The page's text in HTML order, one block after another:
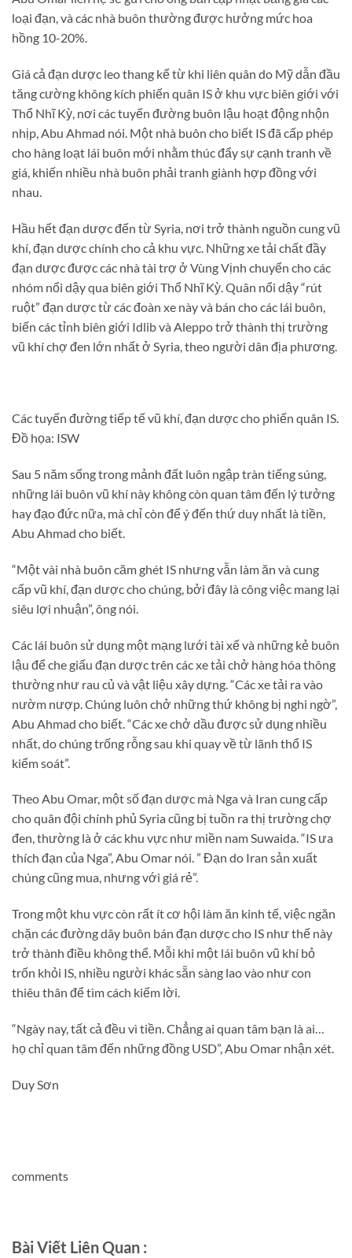
loại đạn, và các nhà buôn thường được hưởng mức hoa
hồng 10-20%.
Giá cả đạn dược leo thang kể từ khi liên quân do Mỹ dẫn đầu
tăng cường không kích phiến quân IS ở khu vực biên giới với
Thổ Nhĩ Kỳ, nơi các tuyến đường buôn lậu hoạt động nhộn
nhịp, Abu Ahmad nói. Một nhà buôn cho biết IS đã cấp phép
cho hàng loạt lái buôn mới nhằm thúc đẩy sự cạnh tranh về
giá, khiến nhiều nhà buôn phải tranh giành hợp đồng với
nhau.
Hầu hết đạn dược đến từ Syria, nơi trở thành nguồn cung vũ
khí, đạn dược chính cho cả khu vực. Những xe tải chất đầy
đạn dược được các nhà tài trợ ở Vùng Vịnh chuyển cho các
nhóm nổi dậy qua biên giới Thổ Nhĩ Kỳ. Quân nổi dậy “rút
ruột” đạn dược từ các đoàn xe này và bán cho các lái buôn,
biến các tỉnh biên giới Idlib và Aleppo trở thành thị trường
vũ khí chợ đen lớn nhất ở Syria, theo người dân địa phương.
Các tuyến đường tiếp tế vũ khí, đạn dược cho phiến quân IS.
Đồ họa: ISW
Sau 5 năm sống trong mảnh đất luôn ngập tràn tiếng súng,
những lái buôn vũ khí này không còn quan tâm đến lý tưởng
hay đạo đức nữa, mà chỉ còn để ý đến thứ duy nhất là tiền,
Abu Ahmad cho biết.
“Một vài nhà buôn căm ghét IS nhưng vẫn làm ăn và cung
cấp vũ khí, đạn dược cho chúng, bởi đây là công việc mang lại
siêu lợi nhuận”, ông nói.
Các lái buôn sử dụng một mạng lưới tài xế và những kẻ buôn
lậu để che giấu đạn dược trên các xe tải chở hàng hóa thông
thường như rau củ và vật liệu xây dựng. “Các xe tải ra vào
nườm nượp. Chúng luôn chở những thứ không bị nghi ngờ”,
Abu Ahmad cho biết. “Các xe chở dầu được sử dụng nhiều
nhất, do chúng trống rỗng sau khi quay về từ lãnh thổ IS
kiểm soát”.
Theo Abu Omar, một số đạn dược mà Nga và Iran cung cấp
cho quân đội chính phủ Syria cũng bị tuồn ra thị trường chợ
đen, thường là ở các khu vực như miền nam Suwaida. “IS ưa
thích đạn của Nga”, Abu Omar nói. ” Đạn do Iran sản xuất
chúng cũng mua, nhưng với giá rẻ”.
Trong một khu vực còn rất ít cơ hội làm ăn kinh tế, việc ngăn
chặn các đường dây buôn bán đạn dược cho IS như thế này
trở thành điều không thể. Mỗi khi một lái buôn vũ khí bỏ
trốn khỏi IS, nhiều người khác sẵn sàng lao vào như con
thiêu thân để tìm cách kiếm lời.
“Ngày nay, tất cả đều vì tiền. Chẳng ai quan tâm bạn là ai…
họ chỉ quan tâm đến những đồng USD”, Abu Omar nhận xét.
Duy Sơn
comments
Bài Viết Liên Quan :